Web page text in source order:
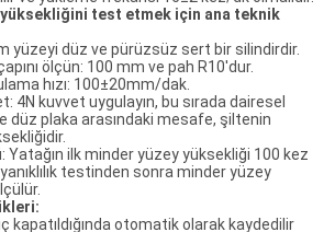
yüksekliğini test etmek için ana teknik
yüzeyi düz ve pürüzsüz sert bir silindirdir.
ölçün: 100 mm ve pah R10'dur.
hızı: 100±20mm/dak.
4N kuvvet uygulayın, bu sırada dairesel
düz plaka arasındaki mesafe, şiltenin
Yatağın ilk minder yüzey yüksekliği 100 kez
testinden sonra minder yüzey
kapatıldığında otomatik olarak kaydedilir